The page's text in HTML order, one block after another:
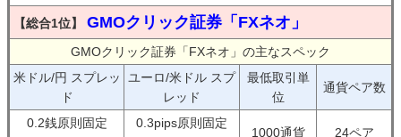
【総合1位】 GMOクリック証券「FXネオ」
GMOクリック証券「FXネオ」の主なスペック
米ドル/円 スプレッ
ド
ユーロ/米ドル スプ
レッド
最低取引単
位
通貨ペア数
0.2銭原則固定 0.3pips原則固定
1000通貨 24ペア